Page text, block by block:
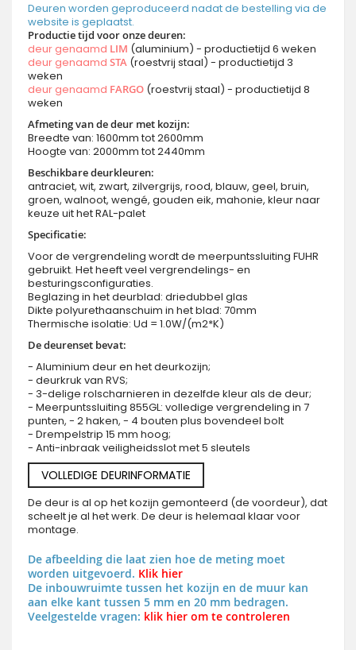
Deuren worden geproduceerd nadat de bestelling via de
website is geplaatst.
Productie tijd voor onze deuren:
deur genaamd LIM (aluminium) - productietijd 6 weken
deur genaamd STA (roestvrij staal) - productietijd 3
weken
deur genaamd FARGO (roestvrij staal) - productietijd 8
weken
Afmeting van de deur met kozijn:
Breedte van: 1600mm tot 2600mm
Hoogte van: 2000mm tot 2440mm
Beschikbare deurkleuren:
antraciet, wit, zwart, zilvergrijs, rood, blauw, geel, bruin,
groen, walnoot, wengé, gouden eik, mahonie, kleur naar
keuze uit het RAL-palet
Specificatie:
Voor de vergrendeling wordt de meerpuntssluiting FUHR
gebruikt. Het heeft veel vergrendelings- en
besturingsconfiguraties.
Beglazing in het deurblad: driedubbel glas
Dikte polyurethaanschuim in het blad: 70mm
Thermische isolatie: Ud = 1.0W/(m2*K)
De deurenset bevat:
- Aluminium deur en het deurkozijn;
- deurkruk van RVS;
- 3-delige rolscharnieren in dezelfde kleur als de deur;
- Meerpuntssluiting 855GL: volledige vergrendeling in 7
punten, - 2 haken, - 4 bouten plus bovendeel bolt
- Drempelstrip 15 mm hoog;
- Anti-inbraak veiligheidsslot met 5 sleutels
VOLLEDIGE DEURINFORMATIE
De deur is al op het kozijn gemonteerd (de voordeur), dat
scheelt je al het werk. De deur is helemaal klaar voor
montage.
De afbeelding die laat zien hoe de meting moet
worden uitgevoerd. Klik hier
De inbouwruimte tussen het kozijn en de muur kan
aan elke kant tussen 5 mm en 20 mm bedragen.
Veelgestelde vragen: klik hier om te controleren